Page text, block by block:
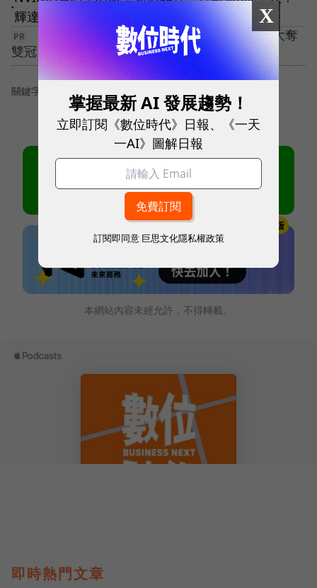
●
輝達Q3營收優於預期
【5G 競局新解】告別極速迷思！ 台灣大哥大奪
雙冠，重定義「好網路」
關鍵字： ＃Nvidia
本網站內容未經允許，不得轉載。
即時熱門文章
X
掌握最新 AI 發展趨勢！
立即訂閱《數位時代》日報、《一天
一AI》圖解日報
訂閱即同意 巨思文化隱私權政策